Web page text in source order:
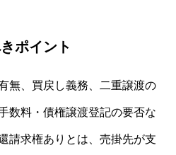
ポイント
無、買戻し義務、二重譲渡の
数料・債権譲渡登記の要否な
請求権ありとは、売掛先が支